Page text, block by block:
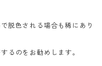
脱色される場合も稀にあり
るのをお勧めします。